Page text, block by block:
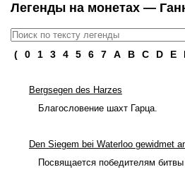
Легенды на монетах —
( 0 1 3 4 5 6 7 A B C D E
Bergsegen des Harzes
Благословение шахт Гарца.
Den Siegem bei Waterloo gewidmet
Посвящается победителям